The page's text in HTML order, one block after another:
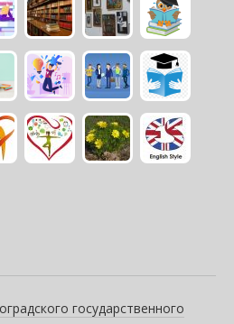
государственного